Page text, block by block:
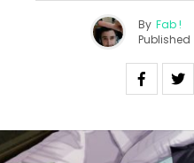
By Fab !
Published